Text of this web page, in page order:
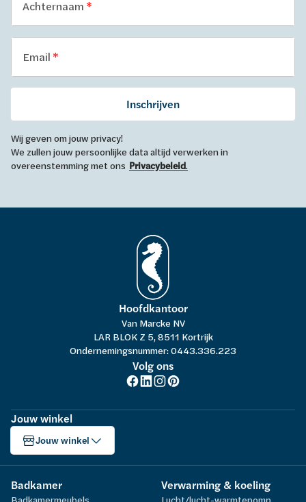
Achternaam
Email
Inschrijven
Wij geven om jouw privacy!
We zullen jouw persoonlijke data altijd verwerken in
overeenstemming met ons Privacybeleid.
Hoofdkantoor
Van Marcke NV
LAR BLOK Z 5, 8511 Kortrijk
Ondernemingsnummer: 0443.336.223
Volg ons
Jouw winkel
Jouw winkel
Badkamer Verwarming & koeling